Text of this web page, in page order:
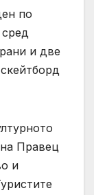
по
и две
Правец
и